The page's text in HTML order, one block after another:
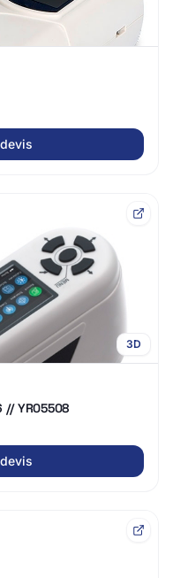
3D
// YR05508